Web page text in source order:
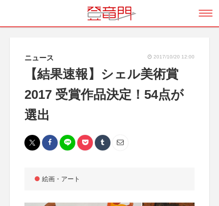
ニュース 2017/10/20 12:00
【結果速報】シェル美術賞
2017 受賞作品決定！54点が
選出
絵画・アート